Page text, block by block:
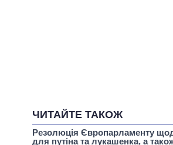
ЧИТАЙТЕ ТАКОЖ
Резолюція Європарламенту
для путіна та лукашенка, а